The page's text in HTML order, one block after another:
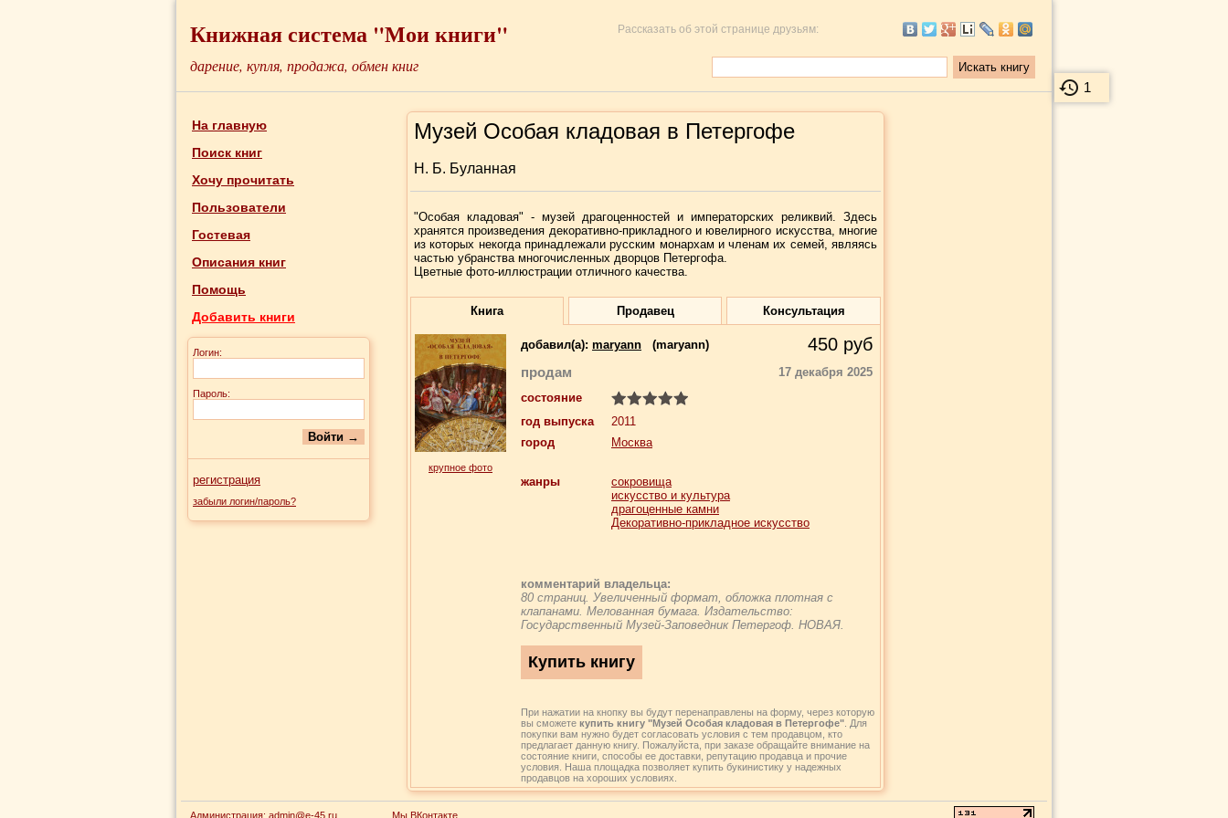
1
Книжная система "Мои книги" Рассказать об этой странице друзьям:
дарение, купля, продажа, обмен книг
На главную
Поиск книг
Хочу прочитать
Пользователи
Гостевая
Описания книг
Помощь
Добавить книги
Логин:
Пароль:
регистрация
забыли логин/пароль?
Музей Особая кладовая в Петергофе
Н. Б. Буланная
"Особая кладовая" - музей драгоценностей и императорских реликвий. Здесь
хранятся произведения декоративно-прикладного и ювелирного искусства, многие
из которых некогда принадлежали русским монархам и членам их семей, являясь
частью убранства многочисленных дворцов Петергофа.
Цветные фото-иллюстрации отличного качества.
Книга Продавец Консультация
крупное фото
добавил(a): maryann (maryann) 450 руб
продам
17 декабря 2025
состояние
год выпуска
2011
город
Москва
жанры
сокровища
искусство и культура
драгоценные камни
Декоративно-прикладное искусство
комментарий владельца:
80 страниц. Увеличенный формат, обложка плотная с
клапанами. Мелованная бумага. Издательство:
Государственный Музей-Заповедник Петергоф. НОВАЯ.
При нажатии на кнопку вы будут перенаправлены на форму, через которую
вы сможете купить книгу "Музей Особая кладовая в Петергофе" . Для
покупки вам нужно будет согласовать условия с тем продавцом, кто
предлагает данную книгу. Пожалуйста, при заказе обращайте внимание на
состояние книги, способы ее доставки, репутацию продавца и прочие
условия. Наша площадка позволяет купить букинистику у надежных
продавцов на хороших условиях.
Администрация: admin@e-45.ru Мы ВКонтакте